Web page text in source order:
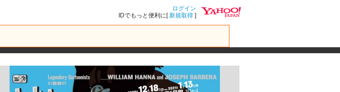
ログイン
IDでもっと便利に[新規取得 ]